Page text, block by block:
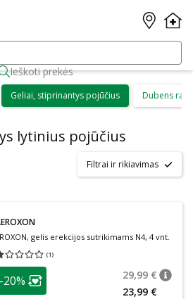
Ieškoti prekės
Geliai, stiprinantys pojūčius Dubens
lytinius pojūčius
Filtrai ir rikiavimas
gelis erekcijos sutrikimams N4, 4 vnt.
(1)
įvertinimas 1.00
patarimas
Lojalumo klubo narių nuolaida
-20% 29,99 €
23,99 €